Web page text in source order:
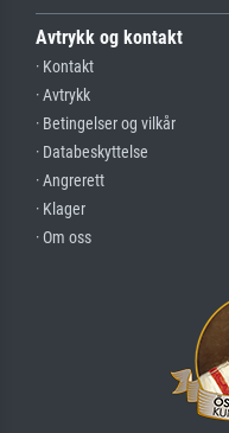
Avtrykk og kontakt
· Kontakt
· Avtrykk
· Betingelser og vilkår
· Databeskyttelse
· Angrerett
· Klager
· Om oss